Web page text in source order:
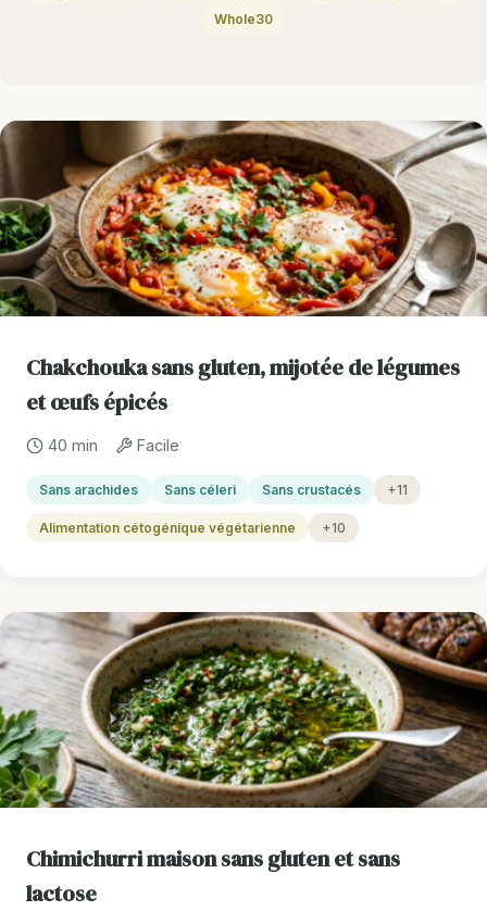
Whole30
Chakchouka sans gluten, mijotée de légumes
et œufs épicés
40 min Facile
Sans arachides Sans céleri Sans crustacés +11
Alimentation cétogénique végétarienne +10
Chimichurri maison sans gluten et sans
lactose